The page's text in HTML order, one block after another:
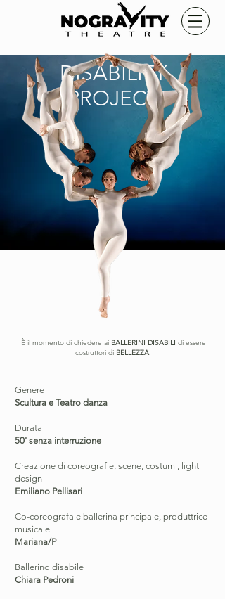
DISABILITY
PROJECT
È il momento di chiedere ai BALLERINI DISABILI di essere
costruttori di BELLEZZA.
DISABILITY
Genere
Scultura e Teatro danza
Durata
50' senza interruzione
Creazione di coreografie, scene, costumi, light
design
Emiliano Pellisari
Co-coreografa e ballerina principale, produttrice
musicale
Mariana/P
Ballerino disabile
Chiara Pedroni